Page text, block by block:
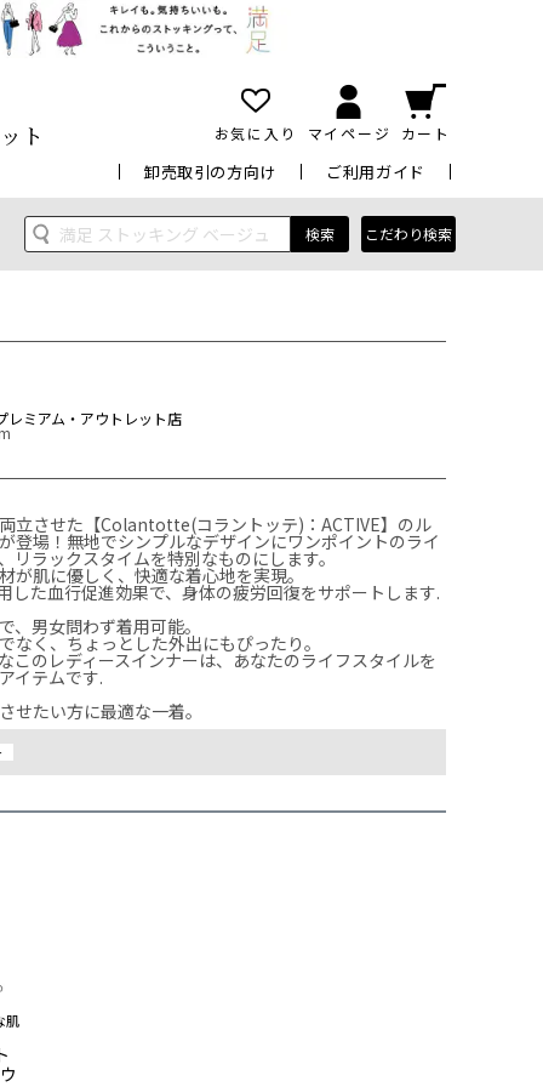
ト お気に入り マイページ カート
卸売取引の方向け ご利用ガイド
検索 こだわり検索
レミアム・アウトレット店
立させた【Colantotte(コラントッテ)：ACTIVE】のル
登場！無地でシンプルなデザインにワンポイントのライ
リラックスタイムを特別なものにします。
が肌に優しく、快適な着心地を実現。
した血行促進効果で、身体の疲労回復をサポートします.
、男女問わず着用可能。
なく、ちょっとした外出にもぴったり。
このレディースインナーは、あなたのライフスタイルを
イテムです.
せたい方に最適な一着。
肌